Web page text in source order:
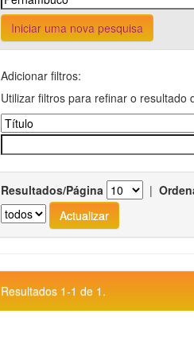
Iniciar uma nova pesquisa
Adicionar filtros:
Utilizar filtros para refinar o resultado
Resultados/Página |
Resultados 1-1 de 1.